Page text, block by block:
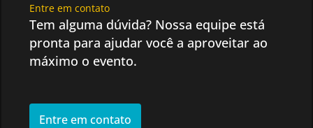
Entre em contato
Tem alguma dúvida? Nossa equipe está
pronta para ajudar você a aproveitar ao
máximo o evento.
Entre em contato